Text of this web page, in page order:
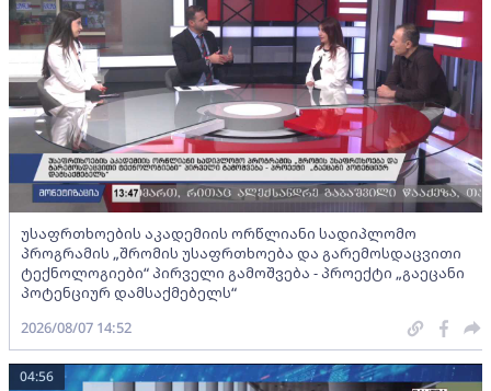
უსაფრთხოების აკადემიის ორწლიანი სადიპლომო
პროგრამის „შრომის უსაფრთხოება და გარემოსდაცვითი
ტექნოლოგიები“ პირველი გამოშვება - პროექტი „გაეცანი
პოტენციურ დამსაქმებელს“
2026/08/07 14:52
04:56